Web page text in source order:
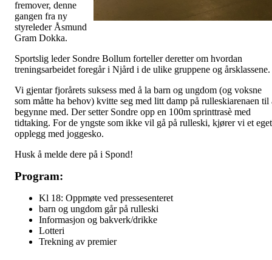
fremover, denne
gangen fra ny
styreleder Åsmund
Gram Dokka.
Sportslig leder Sondre Bollum forteller deretter om hvordan
treningsarbeidet foregår i Njård i de ulike gruppene og årsklassene.
Vi gjentar fjorårets suksess med å la barn og ungdom (og voksne
som måtte ha behov) kvitte seg med litt damp på rulleskiarenaen til
begynne med. Der setter Sondre opp en 100m sprinttrasè med
tidtaking. For de yngste som ikke vil gå på rulleski, kjører vi et eget
opplegg med joggesko.
Husk å melde dere på i Spond!
Program:
Kl 18: Oppmøte ved pressesenteret
barn og ungdom går på rulleski
Informasjon og bakverk/drikke
Lotteri
Trekning av premier